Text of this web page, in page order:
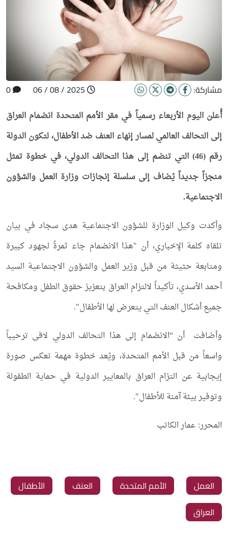
مشاركة:
أُعلن اليوم الأربعاء رسمياً في مقر الأمم المتحدة انضمام العراق
إلى التحالف العالمي لمسار إنهاء العنف ضد الأطفال، لتكون الدولة
رقم (46) التي تنضم إلى هذا التحالف الدولي، في خطوة تمثل
منجزاً جديداً يُضاف إلى سلسلة إنجازات وزارة العمل والشؤون
الاجتماعية.
وأكدت وكيل الوزارة للشؤون الاجتماعية هدى سجاد في بيان
تلقاه كلمة الإخباري، أن "هذا الانضمام جاء ثمرةً لجهود كبيرة
ومتابعة حثيثة من قبل وزير العمل والشؤون الاجتماعية السيد
أحمد الأسدي، تأكيداً لالتزام العراق بتعزيز حقوق الطفل ومكافحة
جميع أشكال العنف التي يتعرض لها الأطفال".
وأضافت أن “الانضمام إلى هذا التحالف الدولي لاقى ترحيباً
واسعاً من قبل الأمم المتحدة، ويُعد خطوة مهمة تعكس صورة
إيجابية عن التزام العراق بالمعايير الدولية في حماية الطفولة
وتوفير بيئة آمنة للأطفال".
المحرر: عمار الكاتب
العمل الأمم المتحدة العنف
الأطفال
العراق